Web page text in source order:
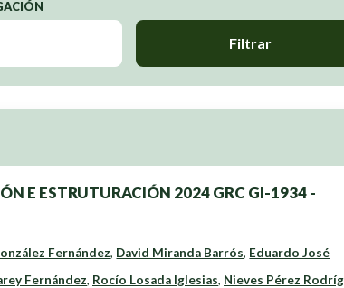
Filtrar
E ESTRUTURACIÓN 2024 GRC GI-1934 -
Fernández, David Miranda Barrós, Eduardo José
Fernández, Rocío Losada Iglesias, Nieves Pérez